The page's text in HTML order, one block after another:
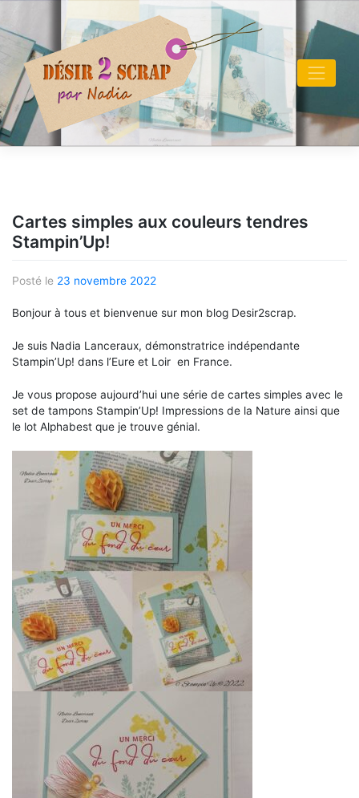
content
Cartes simples aux couleurs tendres
Stampin’Up!
Posté le 23 novembre 2022
Bonjour à tous et bienvenue sur mon blog Desir2scrap.
Je suis Nadia Lanceraux, démonstratrice indépendante
Stampin’Up! dans l’Eure et Loir en France.
Je vous propose aujourd’hui une série de cartes simples avec le
set de tampons Stampin’Up! Impressions de la Nature ainsi que
le lot Alphabest que je trouve génial.